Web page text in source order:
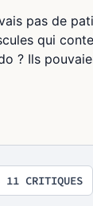
pas de
qui
? Ils
11 CRITIQUES